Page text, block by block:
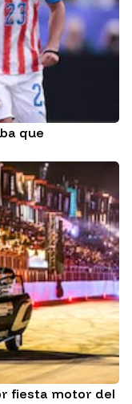
que
fiesta motor del